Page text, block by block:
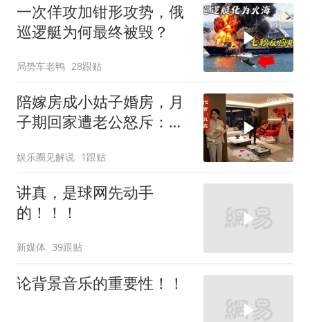
一次佯攻加钳形攻势，俄
巡逻艇为何最终被毁？
局势车老鸭 28跟贴
陪嫁房成小姑子婚房，月
子期回家遭老公怒斥：带
娱乐圈见解说 1跟贴
讲真，是球网先动手
的！！！
新媒体 39跟贴
论背景音乐的重要性！！